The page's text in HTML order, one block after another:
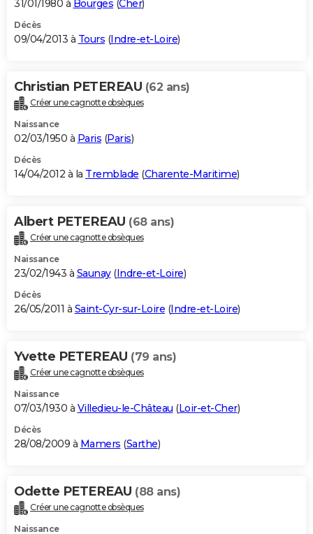
31/01/1980 à Bourges (Cher)
Décès
09/04/2013 à Tours (Indre-et-Loire)
Christian PETEREAU (62 ans)
Créer une cagnotte obsèques
Naissance
02/03/1950 à Paris (Paris)
Décès
14/04/2012 à la Tremblade (Charente-Maritime)
Albert PETEREAU (68 ans)
Créer une cagnotte obsèques
Naissance
23/02/1943 à Saunay(Indre-et-Loire)
Décès
26/05/2011 à Saint-Cyr-sur-Loire (Indre-et-Loire)
Yvette PETEREAU (79 ans)
Créer une cagnotte obsèques
Naissance
07/03/1930 à Villedieu-le-Château (Loir-et-Cher)
Décès
28/08/2009 à Mamers (Sarthe)
Odette PETEREAU (88 ans)
Créer une cagnotte obsèques
Naissance